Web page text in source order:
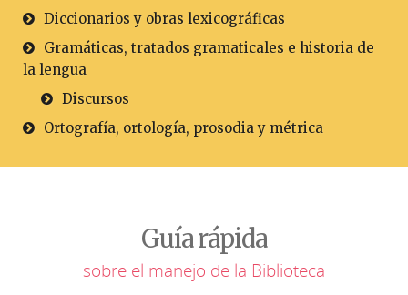
Diccionarios y obras lexicográficas
Gramáticas, tratados gramaticales e historia de
la lengua
Discursos
Ortografía, ortología, prosodia y métrica
Guía rápida
sobre el manejo de la Biblioteca